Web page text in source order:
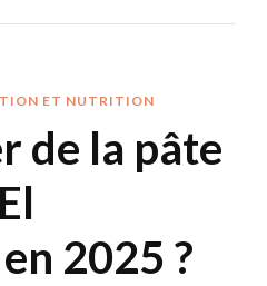
ET NUTRITION
de la pâte
2025 ?